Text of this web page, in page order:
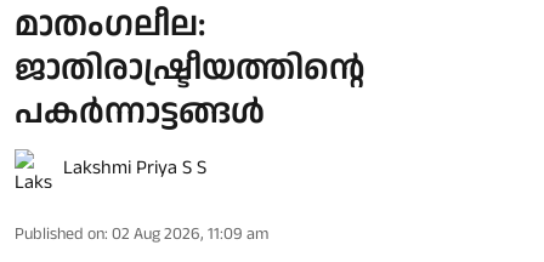
മാതംഗലീല:
ജാതിരാഷ്ട്രീയത്തിൻ്റെ
പകർന്നാട്ടങ്ങൾ
Lakshmi Priya S S
Published on: 02 Aug 2026, 11:09 am